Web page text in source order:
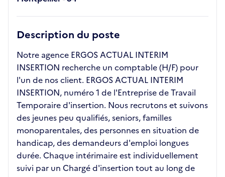
Description du poste
Notre agence ERGOS ACTUAL INTERIM
INSERTION recherche un comptable (H/F) pour
l'un de nos client. ERGOS ACTUAL INTERIM
INSERTION, numéro 1 de l'Entreprise de Travail
Temporaire d'insertion. Nous recrutons et suivons
des jeunes peu qualifiés, seniors, familles
monoparentales, des personnes en situation de
handicap, des demandeurs d'emploi longues
durée. Chaque intérimaire est individuellement
suivi par un Chargé d'insertion tout au long de